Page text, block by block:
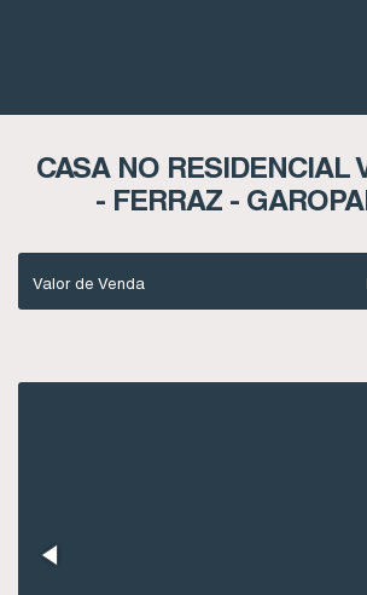
CASA NO RESIDENCIAL
- FERRAZ -
Valor de Venda